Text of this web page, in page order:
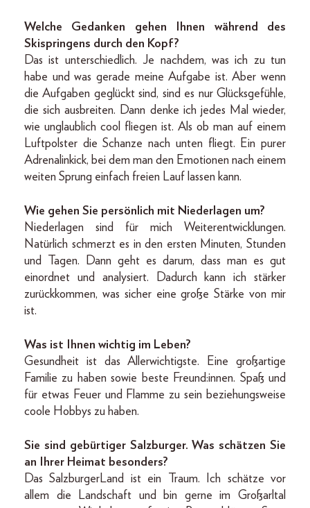
Welche Gedanken gehen Ihnen während des
Skispringens durch den Kopf?
Das ist unterschiedlich. Je nachdem, was ich zu tun
habe und was gerade meine Aufgabe ist. Aber wenn
die Aufgaben geglückt sind, sind es nur Glücksgefühle,
die sich ausbreiten. Dann denke ich jedes Mal wieder,
wie unglaublich cool fliegen ist. Als ob man auf einem
Luftpolster die Schanze nach unten fliegt. Ein purer
Adrenalinkick, bei dem man den Emotionen nach einem
weiten Sprung einfach freien Lauf lassen kann.
Wie gehen Sie persönlich mit Niederlagen um?
Niederlagen sind für mich Weiterentwicklungen.
Natürlich schmerzt es in den ersten Minuten, Stunden
und Tagen. Dann geht es darum, dass man es gut
einordnet und analysiert. Dadurch kann ich stärker
zurückkommen, was sicher eine große Stärke von mir
ist.
Was ist Ihnen wichtig im Leben?
Gesundheit ist das Allerwichtigste. Eine großartige
Familie zu haben sowie beste Freund:innen. Spaß und
für etwas Feuer und Flamme zu sein beziehungsweise
coole Hobbys zu haben.
Sie sind gebürtiger Salzburger. Was schätzen Sie
an Ihrer Heimat besonders?
Das SalzburgerLand ist ein Traum. Ich schätze vor
allem die Landschaft und bin gerne im Großarltal